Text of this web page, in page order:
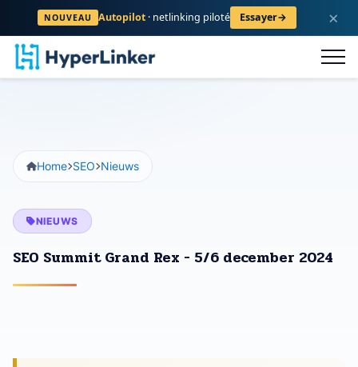
NOUVEAU Autopilot · netlinking piloté Essayer→ ×
Home SEO Nieuws
NIEUWS
SEO Summit Grand Rex - 5/6 december 2024